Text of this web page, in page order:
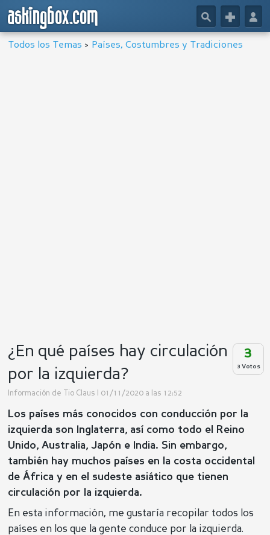
askingbox.com 👤
+
🔎
Todos los Temas > Países, Costumbres y Tradiciones
3
3 Votos
¿En qué países hay circulación
por la izquierda?
Información de Tio Claus | 01/11/2020 a las 12:52
Los países más conocidos con conducción por la
izquierda son Inglaterra, así como todo el Reino
Unido, Australia, Japón e India. Sin embargo,
también hay muchos países en la costa occidental
de África y en el sudeste asiático que tienen
circulación por la izquierda.
En esta información, me gustaría recopilar todos los
países en los que la gente conduce por la izquierda.